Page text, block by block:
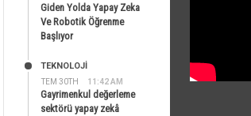
Giden Yolda Yapay Zeka
Ve Robotik Öğrenme
Başlıyor
TEM 30TH 11:42 AM
TEKNOLOJİ
Gayrimenkul değerleme
sektörü yapay zekâ